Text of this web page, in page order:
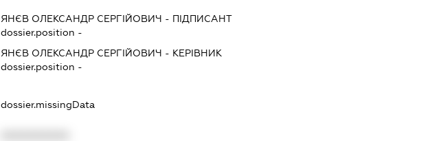
ЯНЄВ ОЛЕКСАНДР СЕРГІЙОВИЧ - ПІДПИСАНТ
dossier.position -
ЯНЄВ ОЛЕКСАНДР СЕРГІЙОВИЧ - КЕРІВНИК
dossier.position -
dossier.missingData